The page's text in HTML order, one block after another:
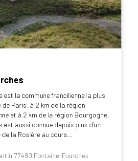
est la commune francilienne la plus
de Paris, à 2 km de la région
et à 2 km de la région Bourgogne.
est aussi connue depuis plus d’un
la Rosière au cours…
77480 Fontaine-Fourches